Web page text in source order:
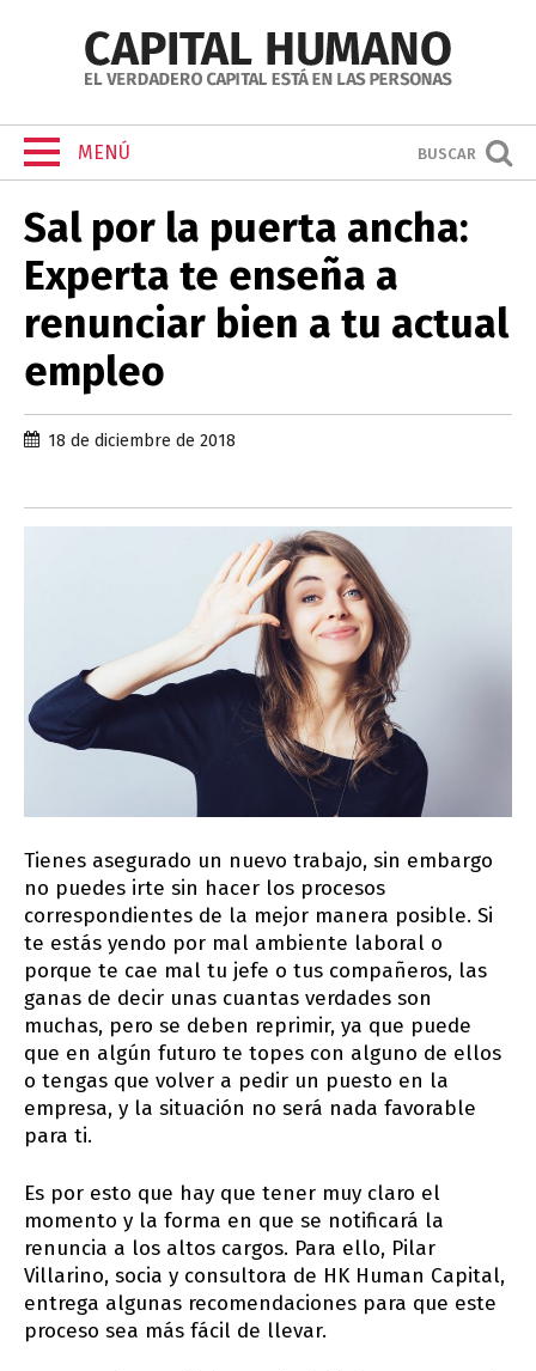
MENÚ BUSCAR
Sal por la puerta ancha:
Experta te enseña a
renunciar bien a tu actual
empleo
18 de diciembre de 2018
Tienes asegurado un nuevo trabajo, sin embargo
no puedes irte sin hacer los procesos
correspondientes de la mejor manera posible. Si
te estás yendo por mal ambiente laboral o
porque te cae mal tu jefe o tus compañeros, las
ganas de decir unas cuantas verdades son
muchas, pero se deben reprimir, ya que puede
que en algún futuro te topes con alguno de ellos
o tengas que volver a pedir un puesto en la
empresa, y la situación no será nada favorable
para ti.
Es por esto que hay que tener muy claro el
momento y la forma en que se notificará la
renuncia a los altos cargos. Para ello, Pilar
Villarino, socia y consultora de HK Human Capital,
entrega algunas recomendaciones para que este
proceso sea más fácil de llevar.